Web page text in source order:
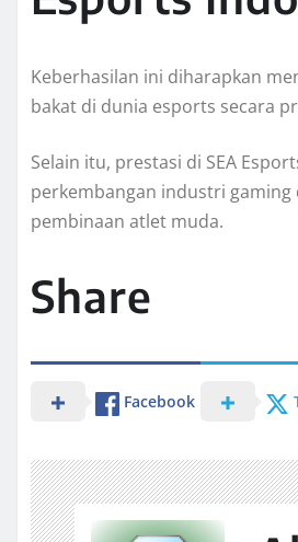
Keberhasilan ini diharapkan
bakat di dunia esports secara
Selain itu, prestasi di SEA
perkembangan industri
pembinaan atlet muda.
Share
Facebook